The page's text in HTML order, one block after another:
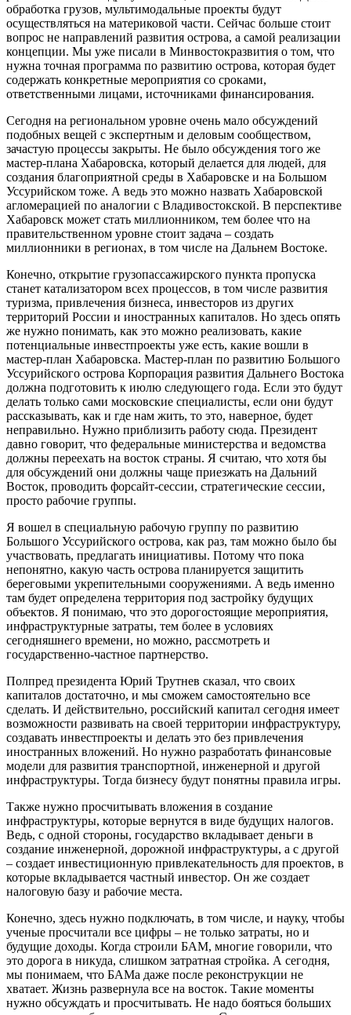
обработка грузов, мультимодальные проекты будут
осуществляться на материковой части. Сейчас больше стоит
вопрос не направлений развития острова, а самой реализации
концепции. Мы уже писали в Минвостокразвития о том, что
нужна точная программа по развитию острова, которая будет
содержать конкретные мероприятия со сроками,
ответственными лицами, источниками финансирования.
Сегодня на региональном уровне очень мало обсуждений
подобных вещей с экспертным и деловым сообществом,
зачастую процессы закрыты. Не было обсуждения того же
мастер-плана Хабаровска, который делается для людей, для
создания благоприятной среды в Хабаровске и на Большом
Уссурийском тоже. А ведь это можно назвать Хабаровской
агломерацией по аналогии с Владивостокской. В перспективе
Хабаровск может стать миллионником, тем более что на
правительственном уровне стоит задача – создать
миллионники в регионах, в том числе на Дальнем Востоке.
Конечно, открытие грузопассажирского пункта пропуска
станет катализатором всех процессов, в том числе развития
туризма, привлечения бизнеса, инвесторов из других
территорий России и иностранных капиталов. Но здесь опять
же нужно понимать, как это можно реализовать, какие
потенциальные инвестпроекты уже есть, какие вошли в
мастер-план Хабаровска. Мастер-план по развитию Большого
Уссурийского острова Корпорация развития Дальнего Востока
должна подготовить к июлю следующего года. Если это будут
делать только сами московские специалисты, если они будут
рассказывать, как и где нам жить, то это, наверное, будет
неправильно. Нужно приблизить работу сюда. Президент
давно говорит, что федеральные министерства и ведомства
должны переехать на восток страны. Я считаю, что хотя бы
для обсуждений они должны чаще приезжать на Дальний
Восток, проводить форсайт-сессии, стратегические сессии,
просто рабочие группы.
Я вошел в специальную рабочую группу по развитию
Большого Уссурийского острова, как раз, там можно было бы
участвовать, предлагать инициативы. Потому что пока
непонятно, какую часть острова планируется защитить
береговыми укрепительными сооружениями. А ведь именно
там будет определена территория под застройку будущих
объектов. Я понимаю, что это дорогостоящие мероприятия,
инфраструктурные затраты, тем более в условиях
сегодняшнего времени, но можно, рассмотреть и
государственно-частное партнерство.
Полпред президента Юрий Трутнев сказал, что своих
капиталов достаточно, и мы сможем самостоятельно все
сделать. И действительно, российский капитал сегодня имеет
возможности развивать на своей территории инфраструктуру,
создавать инвестпроекты и делать это без привлечения
иностранных вложений. Но нужно разработать финансовые
модели для развития транспортной, инженерной и другой
инфраструктуры. Тогда бизнесу будут понятны правила игры.
Также нужно просчитывать вложения в создание
инфраструктуры, которые вернутся в виде будущих налогов.
Ведь, с одной стороны, государство вкладывает деньги в
создание инженерной, дорожной инфраструктуры, а с другой
– создает инвестиционную привлекательность для проектов, в
которые вкладывается частный инвестор. Он же создает
налоговую базу и рабочие места.
Конечно, здесь нужно подключать, в том числе, и науку, чтобы
ученые просчитали все цифры – не только затраты, но и
будущие доходы. Когда строили БАМ, многие говорили, что
это дорога в никуда, слишком затратная стройка. А сегодня,
мы понимаем, что БАМа даже после реконструкции не
хватает. Жизнь развернула все на восток. Такие моменты
нужно обсуждать и просчитывать. Не надо бояться больших